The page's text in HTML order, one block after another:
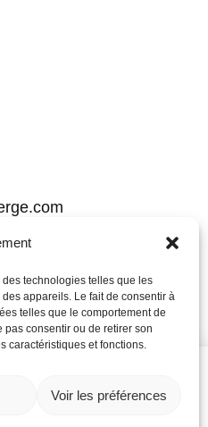
technologies telles que les
appareils. Le fait de consentir à
telles que le comportement de
consentir ou de retirer son
caractéristiques et fonctions.
Voir les préférences
Langlois, Salaberry-